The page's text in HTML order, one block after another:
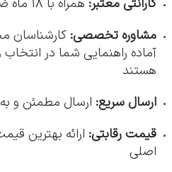
گارانتی معتبر: همراه با 18 ماه ضمانت رسمی
مشاوره تخصصی: کارشناسان
آماده راهنمایی شما در
هستند
ارسال سریع: ارسال مطمئن و
قیمت رقابتی: ارائه بهترین
اصلی